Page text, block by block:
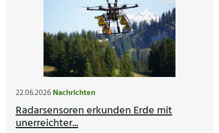
22.06.2026Nachrichten
Radarsensoren erkunden Erde mit
unerreichter...